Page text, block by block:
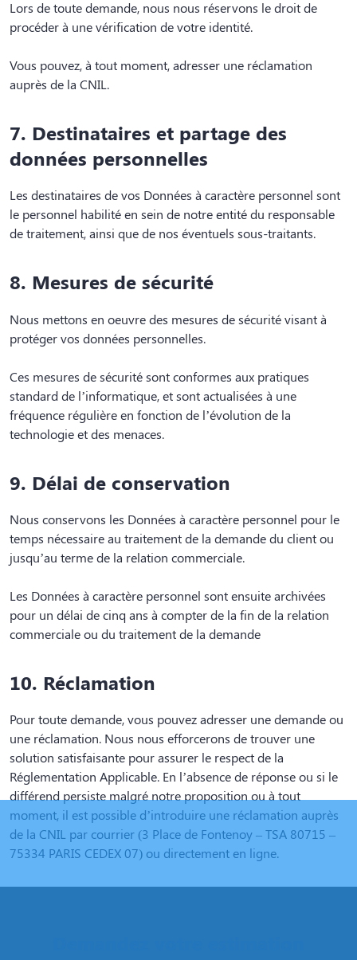
Lors de toute demande, nous nous réservons le droit de
procéder à une vérification de votre identité.
Vous pouvez, à tout moment, adresser une réclamation
auprès de la CNIL.
7. Destinataires et partage des
données personnelles
Les destinataires de vos Données à caractère personnel sont
le personnel habilité en sein de notre entité du responsable
de traitement, ainsi que de nos éventuels sous-traitants.
8. Mesures de sécurité
Nous mettons en oeuvre des mesures de sécurité visant à
protéger vos données personnelles.
Ces mesures de sécurité sont conformes aux pratiques
standard de l’informatique, et sont actualisées à une
fréquence régulière en fonction de l’évolution de la
technologie et des menaces.
9. Délai de conservation
Nous conservons les Données à caractère personnel pour le
temps nécessaire au traitement de la demande du client ou
jusqu’au terme de la relation commerciale.
Les Données à caractère personnel sont ensuite archivées
pour un délai de cinq ans à compter de la fin de la relation
commerciale ou du traitement de la demande
10. Réclamation
Pour toute demande, vous pouvez adresser une demande ou
une réclamation. Nous nous efforcerons de trouver une
solution satisfaisante pour assurer le respect de la
Réglementation Applicable. En l’absence de réponse ou si le
différend persiste malgré notre proposition ou à tout
moment, il est possible d’introduire une réclamation auprès
de la CNIL par courrier (3 Place de Fontenoy – TSA 80715 –
75334 PARIS CEDEX 07) ou directement en ligne.